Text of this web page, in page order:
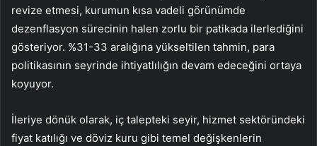
revize etmesi, kurumun kısa vadeli görünümde
dezenflasyon sürecinin halen zorlu bir patikada ilerlediğini
gösteriyor. %31-33 aralığına yükseltilen tahmin, para
politikasının seyrinde ihtiyatlılığın devam edeceğini ortaya
koyuyor.
İleriye dönük olarak, iç talepteki seyir, hizmet sektöründeki
fiyat katılığı ve döviz kuru gibi temel değişkenlerin